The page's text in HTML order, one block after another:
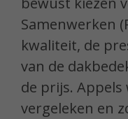
Samenwerken
kwaliteit, de
van de
de prijs.
vergeleken en